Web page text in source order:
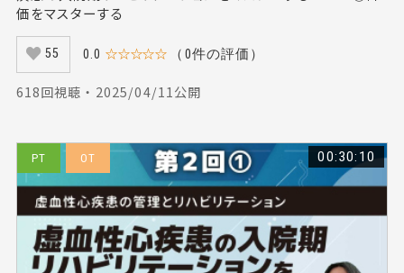
価をマスターする
55 0.0 ☆☆☆☆☆ （0件の評価）
618回視聴 ・ 2025/04/11公開
PT OT 00:30:10